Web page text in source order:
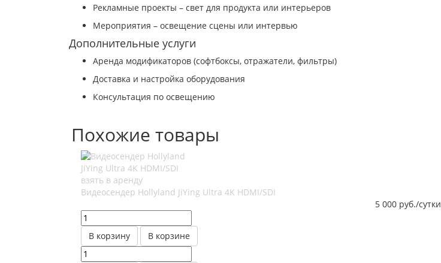
Рекламные проекты – свет для продукта или интерьеров
Мероприятия – освещение сцены или интервью
Дополнительные услуги
Аренда модификаторов (софтбоксы, отражатели, фильтры)
Доставка и настройка оборудования
Консультация по освещению
Похожие товары
Видеосендер Hollyland JiYing Ultra 4K HDMI/SDI
5 000 руб./сутки
В корзину В корзине